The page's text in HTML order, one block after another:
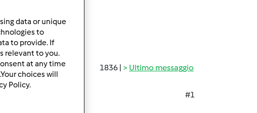
1836 | Ultimo messaggio
#1
i consigli di simona:
data or unique
to
to provide. If
relevant to you.
at any time
choices will
Policy.